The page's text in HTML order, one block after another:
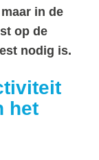
in de
op de
nodig is.
het